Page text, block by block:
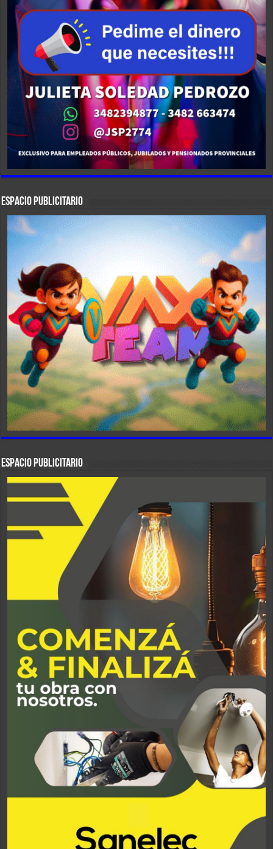
ESPACIO PUBLICITARIO
ESPACIO PUBLICITARIO